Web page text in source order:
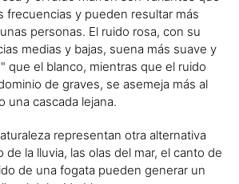
frecuencias y pueden resultar más
personas. El ruido rosa, con su
medias y bajas, suena más suave y
que el blanco, mientras que el ruido
de graves, se asemeja más al
una cascada lejana.
representan otra alternativa
de la lluvia, las olas del mar, el canto de
de una fogata pueden generar un